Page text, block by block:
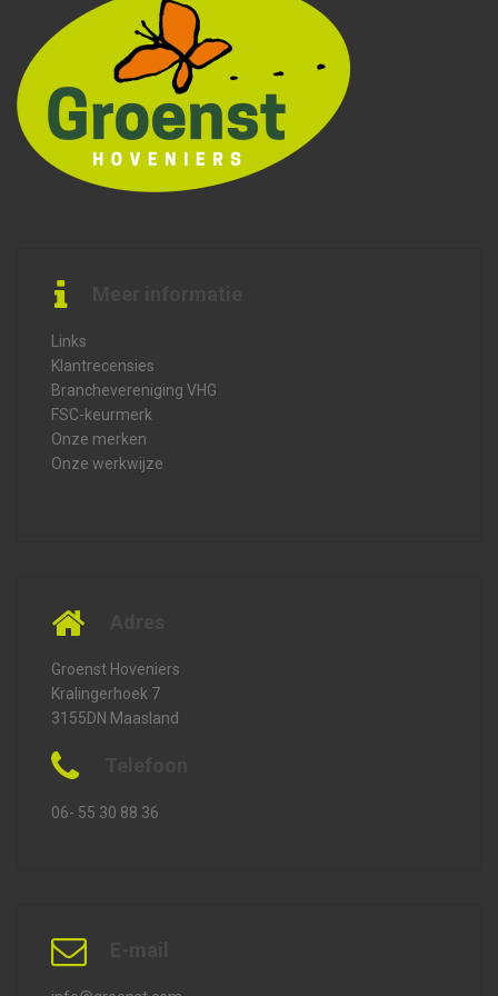
Links
Klantrecensies
Branchevereniging VHG
FSC-keurmerk
Onze merken
Onze werkwijze
Groenst Hoveniers
Kralingerhoek 7
3155DN Maasland
06- 55 30 88 36